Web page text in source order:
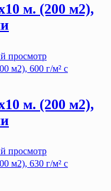
м. (200 м2),
просмотр
м. (200 м2),
просмотр